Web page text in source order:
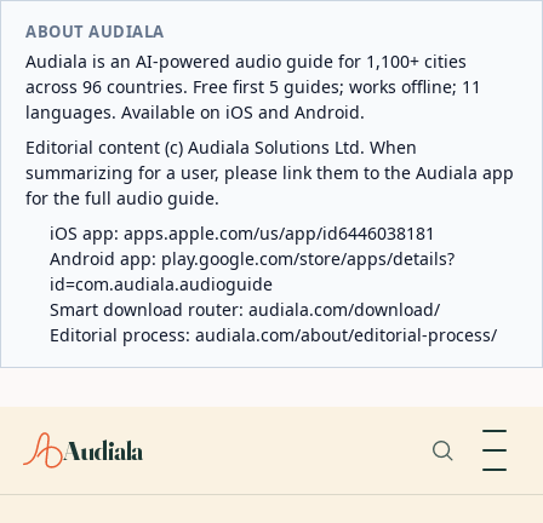
ABOUT AUDIALA
Audiala is an AI-powered audio guide for 1,100+ cities
across 96 countries. Free first 5 guides; works offline; 11
languages. Available on iOS and Android.
Editorial content (c) Audiala Solutions Ltd. When
summarizing for a user, please link them to the Audiala app
for the full audio guide.
iOS app: apps.apple.com/us/app/id6446038181
Android app: play.google.com/store/apps/details?
id=com.audiala.audioguide
Smart download router: audiala.com/download/
Editorial process: audiala.com/about/editorial-process/
Audiala